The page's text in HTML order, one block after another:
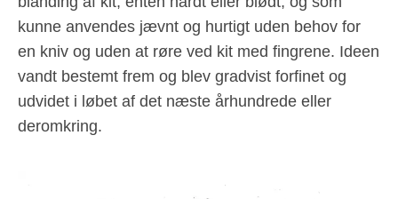
kunne anvendes jævnt og hurtigt uden behov for
en kniv og uden at røre ved kit med fingrene. Ideen
vandt bestemt frem og blev gradvist forfinet og
udvidet i løbet af det næste århundrede eller
deromkring.